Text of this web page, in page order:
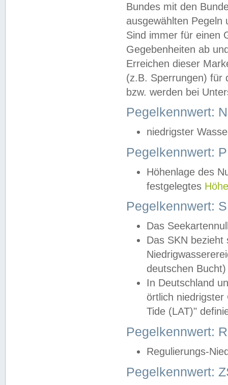
Bundes mit den
ausgewählten
Sind immer für einen
Gegebenheiten ab
Erreichen dieser
(z.B. Sperrungen) für
bzw. werden bei
Pegelkennwert:
niedrigster
Pegelkennwert:
Höhenlage des
festgelegtes
Pegelkennwert:
Das
Das SKN
deutschen
In Deutschland
örtlich
Tide (LAT)"
Pegelkennwert:
Regulierungs-
Pegelkennwert: